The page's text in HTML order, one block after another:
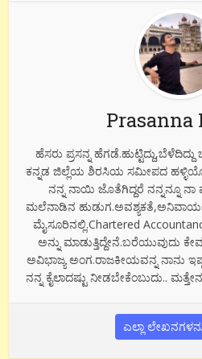
Prasanna
ಹೆಸರು ಪ್ರಸನ್ನ
ಕನ್ನಡ ಜಿಲ್ಲೆಯ ಶಿರಸಿಯ ಸಮೀಪದ
ನನ್ನ ನಾಯಿ ಜೊತೆಗಿದ್ದರೆ ನನ್ನನ್ನೂ ನಾ
ಮಲೆನಾಡಿನ
ಮೈಸೂರಿನಲ್ಲಿ.Chartered
ಅನ್ನು ಮಾಡುತ್ತಿದ್ದೇನೆ.ಬರೆಯುವುದು
ಅವಿಭಾಜ್ಯ ಅಂಗ.ರಾಜಕೀಯವನ್ನ ನಾನು
ನನ್ನ ಕೈಲಾದಷ್ಟು ನೀಡಬೇಕೆಂಬುದು..
ಎಲ್ಲಾ